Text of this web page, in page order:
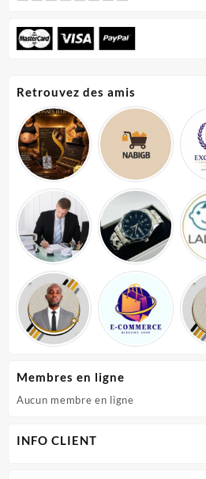
Retrouvez des amis
Membres en ligne
Aucun membre en ligne
INFO CLIENT